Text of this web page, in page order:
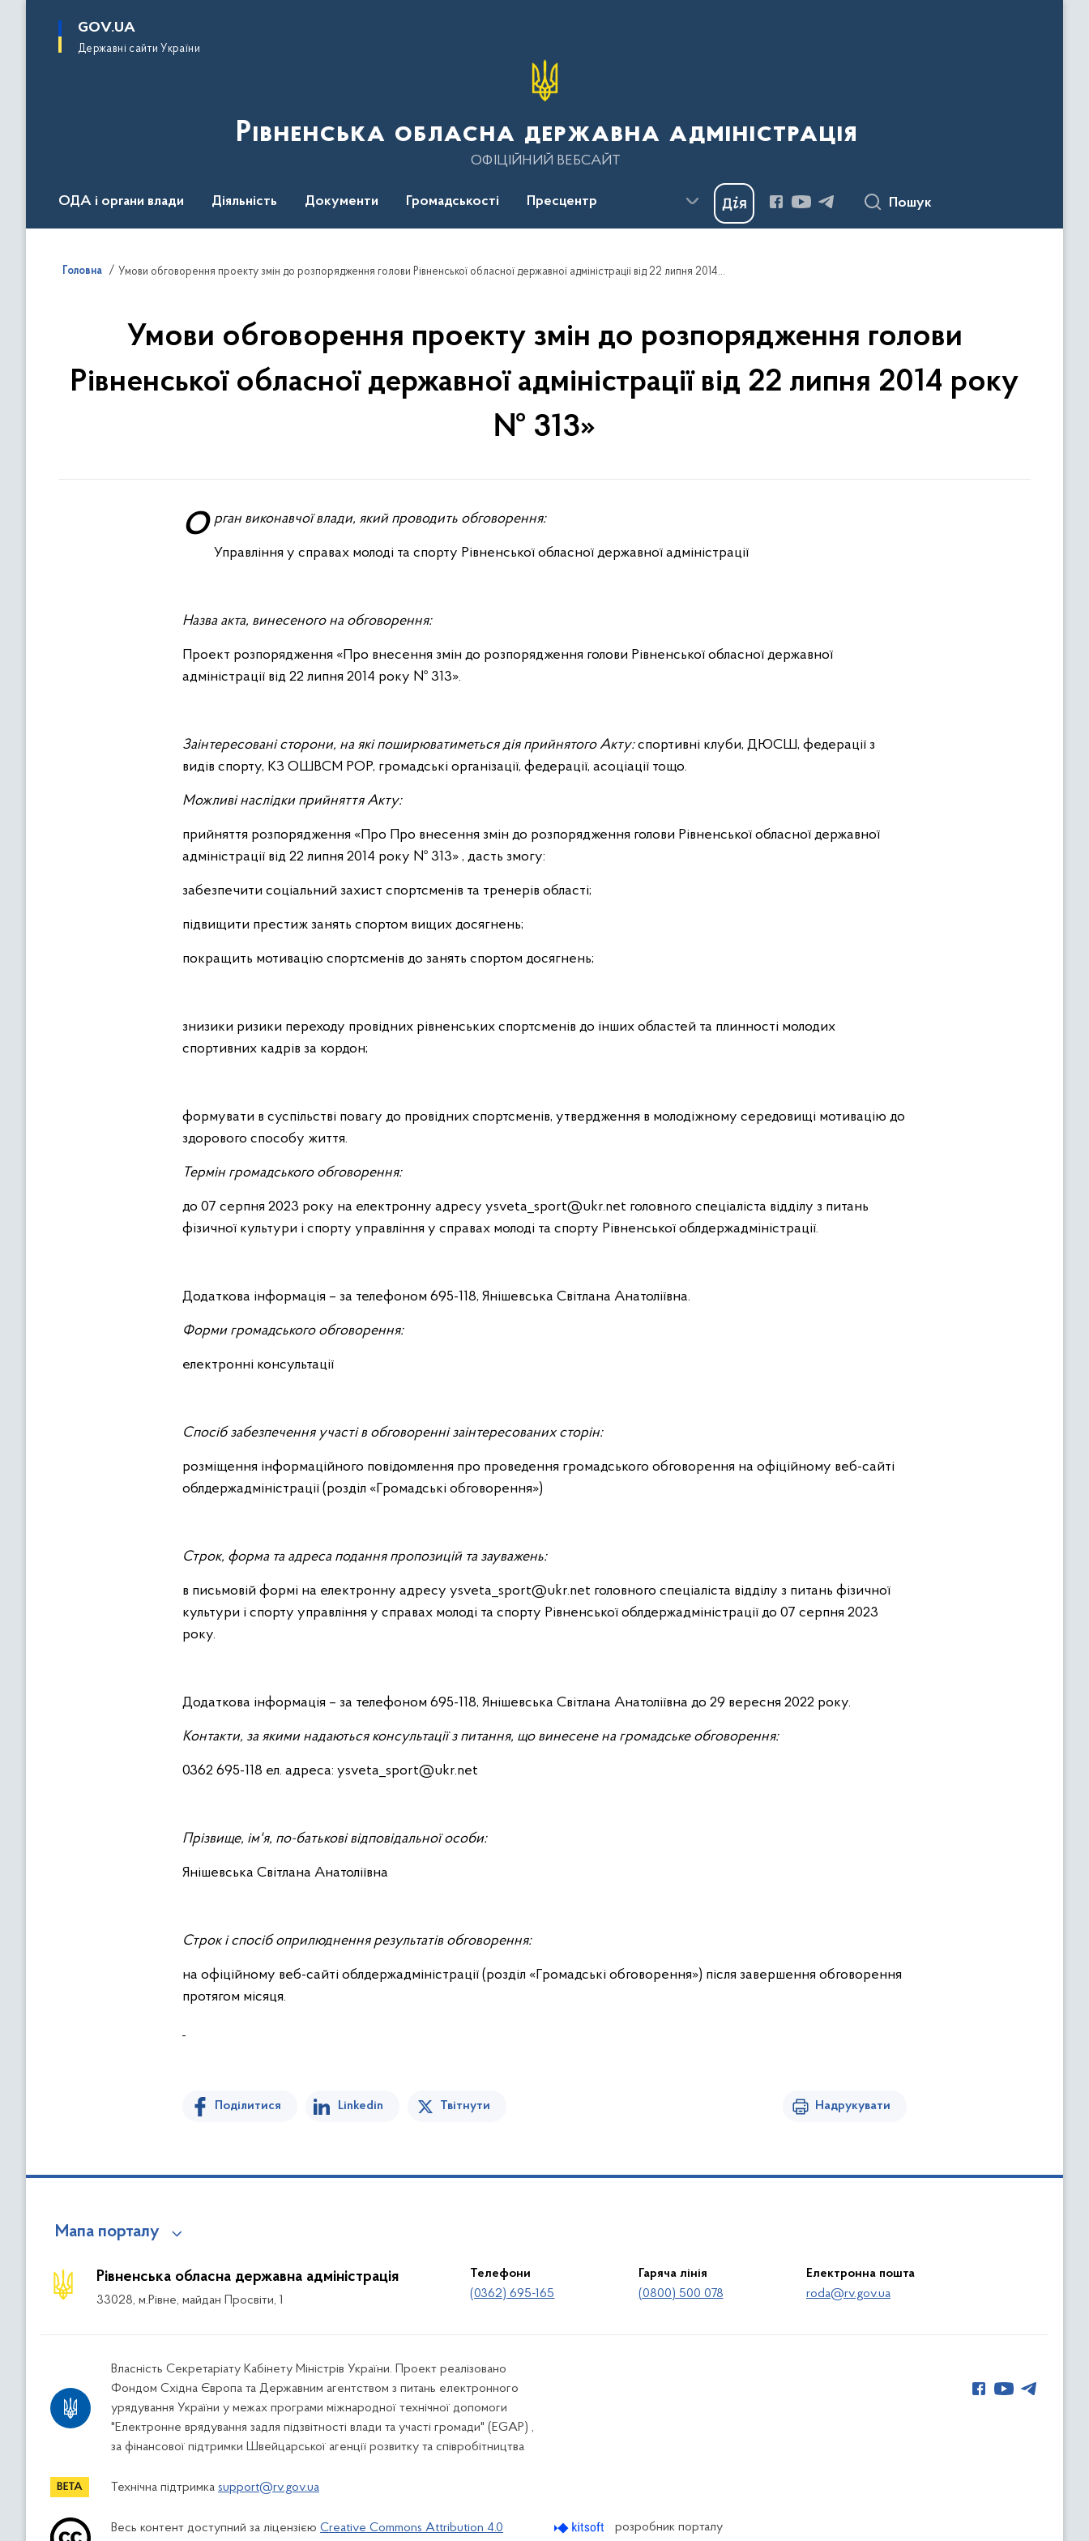
основного
GOV.UA
Державні сайти України
Рівненська обласна державна адміністрація
ОФІЦІЙНИЙ ВЕБСАЙТ
ОДА і органи влади Діяльність Документи Громадськості Пресцентр Пошук
Головна Умови обговорення проекту змін до розпорядження голови Рівненської обласної державної адміністрації від 22 липня 2014 року № 313»
Умови обговорення проекту змін до розпорядження голови
Рівненської обласної державної адміністрації від 22 липня 2014 року
№ 313»
Орган виконавчої влади, який проводить обговорення:
Управління у справах молоді та спорту Рівненської обласної державної адміністрації
Назва акта, винесеного на обговорення:
Проект розпорядження «Про внесення змін до розпорядження голови Рівненської обласної державної
адміністрації від 22 липня 2014 року № 313».
Заінтересовані сторони, на які поширюватиметься дія прийнятого Акту:спортивні клуби, ДЮСШ, федерації з
видів спорту, КЗ ОШВСМ РОР, громадські організації, федерації, асоціації тощо.
Можливі наслідки прийняття Акту:
прийняття розпорядження «Про Про внесення змін до розпорядження голови Рівненської обласної державної
адміністрації від 22 липня 2014 року № 313» , дасть змогу:
забезпечити соціальний захист спортсменів та тренерів області;
підвищити престиж занять спортом вищих досягнень;
покращить мотивацію спортсменів до занять спортом досягнень;
знизики ризики переходу провідних рівненських спортсменів до інших областей та плинності молодих
спортивних кадрів за кордон;
формувати в суспільстві повагу до провідних спортсменів, утвердження в молодіжному середовищі мотивацію до
здорового способу життя.
Термін громадського обговорення:
до 07 серпня 2023 року на електронну адресу ysveta_sport@ukr.net головного спеціаліста відділу з питань
фізичної культури і спорту управління у справах молоді та спорту Рівненської облдержадміністрації.
Додаткова інформація – за телефоном 695-118, Янішевська Світлана Анатоліївна.
Форми громадського обговорення:
електронні консультації
Спосіб забезпечення участі в обговоренні заінтересованих сторін:
розміщення інформаційного повідомлення про проведення громадського обговорення на офіційному веб-сайті
облдержадміністрації (розділ «Громадські обговорення»)
Строк, форма та адреса подання пропозицій та зауважень:
в письмовій формі на електронну адресу ysveta_sport@ukr.net головного спеціаліста відділу з питань фізичної
культури і спорту управління у справах молоді та спорту Рівненської облдержадміністрації до 07 серпня 2023
року.
Додаткова інформація – за телефоном 695-118, Янішевська Світлана Анатоліївна до 29 вересня 2022 року.
Контакти, за якими надаються консультації з питання, що винесене на громадське обговорення:
0362 695-118 ел. адреса: ysveta_sport@ukr.net
Прізвище, ім'я, по-батькові відповідальної особи:
Янішевська Світлана Анатоліївна
Строк і спосіб оприлюднення результатів обговорення:
на офіційному веб-сайті облдержадміністрації (розділ «Громадські обговорення») після завершення обговорення
протягом місяця.
Поділитися Linkedin Твітнути Надрукувати
Мапа порталу
Рівненська обласна державна адміністрація
33028, м.Рівне, майдан Просвіти, 1
Телефони
(0362) 695-165
Гаряча лінія
(0800) 500 078
Електронна пошта
roda@rv.gov.ua
Власність Секретаріату Кабінету Міністрів України. Проект реалізовано
Фондом Східна Європа та Державним агентством з питань електронного
урядування України у межах програми міжнародної технічної допомоги
"Електронне врядування задля підзвітності влади та участі громади" (EGAP) ,
за фінансової підтримки Швейцарської агенції розвитку та співробітництва
Технічна підтримка support@rv.gov.ua
Весь контент доступний за ліцензією Creative Commons Attribution 4.0 розробник порталу